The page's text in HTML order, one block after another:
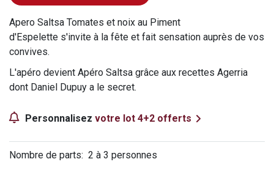
Apero Saltsa Tomates et noix au Piment
d'Espelette s'invite à la fête et fait sensation auprès de vos
convives.
L'apéro devient Apéro Saltsa grâce aux recettes Agerria
dont Daniel Dupuy a le secret.
Personnalisez votre lot 4+2 offerts
Nombre de parts 2 à 3 personnes